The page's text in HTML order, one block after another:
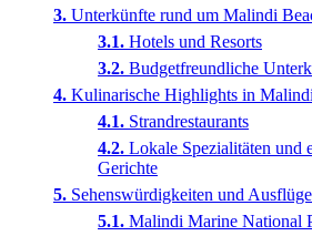
Unterkünfte rund um Malindi
Hotels und Resorts
Budgetfreundliche
Kulinarische Highlights in Malindi
Strandrestaurants
Lokale Spezialitäten und
Gerichte
Sehenswürdigkeiten und
Malindi Marine National